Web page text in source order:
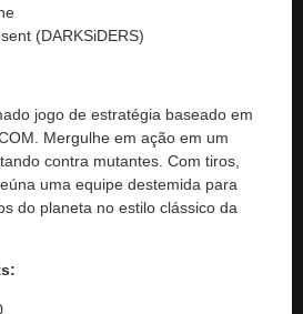
(DARKSiDERS)
jogo de estratégia baseado em
Mergulhe em ação em um
contra mutantes. Com tiros,
uma equipe destemida para
do planeta no estilo clássico da